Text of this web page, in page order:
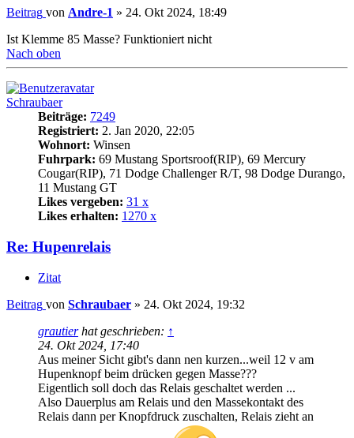
Beitrag von Andre-1 » 24. Okt 2024, 18:49
Ist Klemme 85 Masse? Funktioniert nicht
Nach oben
Schraubaer
Beiträge: 7249
Registriert: 2. Jan 2020, 22:05
Wohnort: Winsen
Fuhrpark: 69 Mustang Sportsroof(RIP), 69 Mercury
Cougar(RIP), 71 Dodge Challenger R/T, 98 Dodge Durango,
11 Mustang GT
Likes vergeben: 31 x
Likes erhalten: 1270 x
Re: Hupenrelais
Zitat
Beitrag von Schraubaer » 24. Okt 2024, 19:32
grautierhat geschrieben: ↑
24. Okt 2024, 17:40
Aus meiner Sicht gibt's dann nen kurzen...weil 12 v am
Hupenknopf beim drücken gegen Masse???
Eigentlich soll doch das Relais geschaltet werden ...
Also Dauerplus am Relais und den Massekontakt des
Relais dann per Knopfdruck zuschalten, Relais zieht an